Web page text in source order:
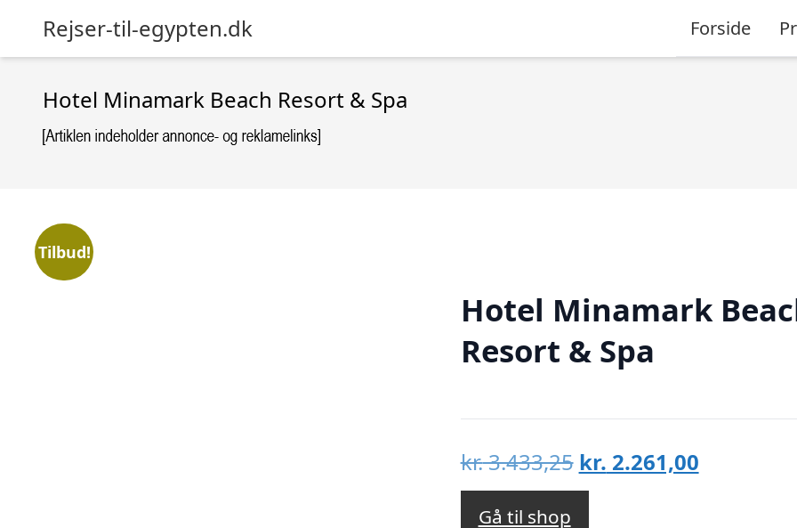
Rejser-til-egypten.dk Forside
Hotel Minamark Beach Resort & Spa
Tilbud!
Hotel Minamark
Resort & Spa
kr.3.433,25 Den
oprindelige
kr. 2.261,00Den
Gå til shop